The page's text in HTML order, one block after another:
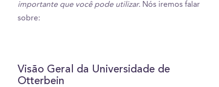
importante que você pode utilizar. Nós iremos falar
sobre:
Visão Geral da Universidade de
Otterbein